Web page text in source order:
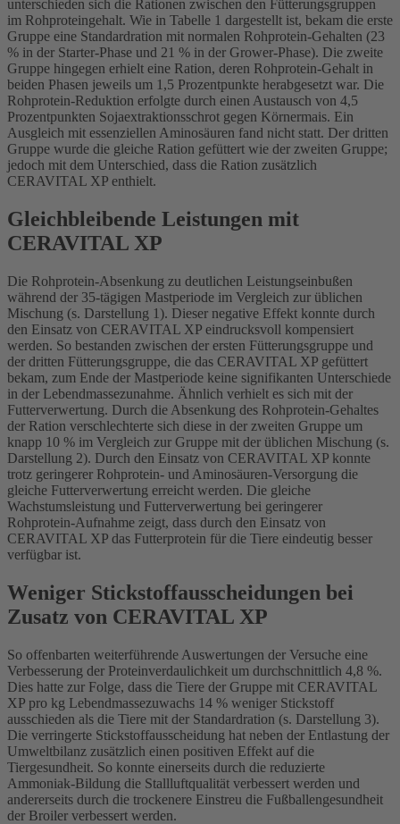
unterschieden sich die Rationen zwischen den Fütterungsgruppen
im Rohproteingehalt. Wie in Tabelle 1 dargestellt ist, bekam die erste
Gruppe eine Standardration mit normalen Rohprotein-Gehalten (23
% in der Starter-Phase und 21 % in der Grower-Phase). Die zweite
Gruppe hingegen erhielt eine Ration, deren Rohprotein-Gehalt in
beiden Phasen jeweils um 1,5 Prozentpunkte herabgesetzt war. Die
Rohprotein-Reduktion erfolgte durch einen Austausch von 4,5
Prozentpunkten Sojaextraktionsschrot gegen Körnermais. Ein
Ausgleich mit essenziellen Aminosäuren fand nicht statt. Der dritten
Gruppe wurde die gleiche Ration gefüttert wie der zweiten Gruppe;
jedoch mit dem Unterschied, dass die Ration zusätzlich
CERAVITAL XP enthielt.
Gleichbleibende Leistungen mit
CERAVITAL XP
Die Rohprotein-Absenkung zu deutlichen Leistungseinbußen
während der 35-tägigen Mastperiode im Vergleich zur üblichen
Mischung (s. Darstellung 1). Dieser negative Effekt konnte durch
den Einsatz von CERAVITAL XP eindrucksvoll kompensiert
werden. So bestanden zwischen der ersten Fütterungsgruppe und
der dritten Fütterungsgruppe, die das CERAVITAL XP gefüttert
bekam, zum Ende der Mastperiode keine signifikanten Unterschiede
in der Lebendmassezunahme. Ähnlich verhielt es sich mit der
Futterverwertung. Durch die Absenkung des Rohprotein-Gehaltes
der Ration verschlechterte sich diese in der zweiten Gruppe um
knapp 10 % im Vergleich zur Gruppe mit der üblichen Mischung (s.
Darstellung 2). Durch den Einsatz von CERAVITAL XP konnte
trotz geringerer Rohprotein- und Aminosäuren-Versorgung die
gleiche Futterverwertung erreicht werden. Die gleiche
Wachstumsleistung und Futterverwertung bei geringerer
Rohprotein-Aufnahme zeigt, dass durch den Einsatz von
CERAVITAL XP das Futterprotein für die Tiere eindeutig besser
verfügbar ist.
Weniger Stickstoffausscheidungen bei
Zusatz von CERAVITAL XP
So offenbarten weiterführende Auswertungen der Versuche eine
Verbesserung der Proteinverdaulichkeit um durchschnittlich 4,8 %.
Dies hatte zur Folge, dass die Tiere der Gruppe mit CERAVITAL
XP pro kg Lebendmassezuwachs 14 % weniger Stickstoff
ausschieden als die Tiere mit der Standardration (s. Darstellung 3).
Die verringerte Stickstoffausscheidung hat neben der Entlastung der
Umweltbilanz zusätzlich einen positiven Effekt auf die
Tiergesundheit. So konnte einerseits durch die reduzierte
Ammoniak-Bildung die Stallluftqualität verbessert werden und
andererseits durch die trockenere Einstreu die Fußballengesundheit
der Broiler verbessert werden.